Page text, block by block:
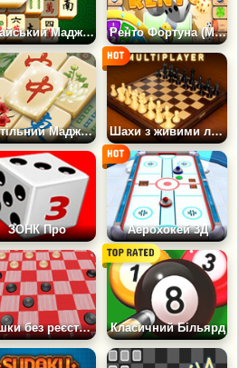
Китайський Маджонг Ренто Фортуна (Монополія)
Настільний Маджонг Шахи з живими людьми
ЗОНК Про Аерохокей 3Д
Шашки без реєстрації 3Д Класичний Більярд